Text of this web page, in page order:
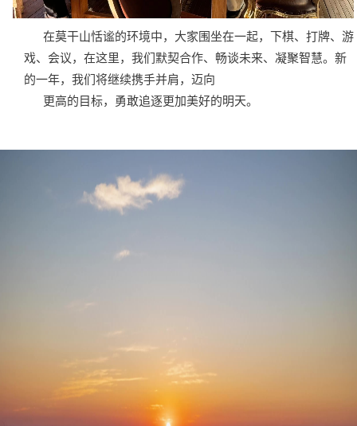
在莫干山恬谧的环境中，大家围坐在一起，下棋、打牌、游
戏、会议，在这里，我们默契合作、畅谈未来、凝聚智慧。新
的一年，我们将继续携手并肩，迈向
更高的目标，勇敢追逐更加美好的明天。